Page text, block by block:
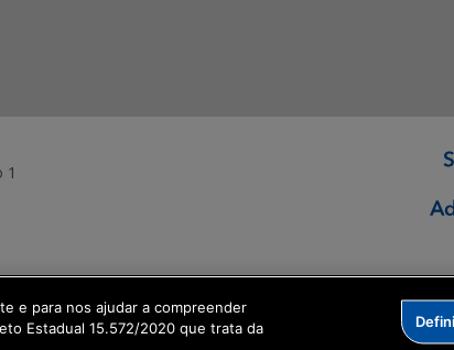
1
Digital
e para nos ajudar a compreender
Estadual 15.572/2020 que trata da